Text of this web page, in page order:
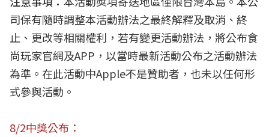
司保有隨時調整本活動辦法之最終解釋及取消、終
止、更改等相關權利，若有變更活動辦法，將公布食
尚玩家官網及APP，以當時最新活動公布之活動辦法
為準。在此活動中Apple不是贊助者，也未以任何形
式參與活動。
8/2中獎公布：